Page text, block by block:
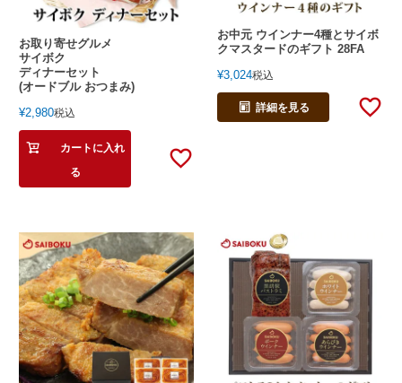
お取り寄せグルメ
サイボク
ディナーセット
(オードブル おつまみ)
¥2,980税込
カートに入れ
る
お中元 ウインナー4種とサイボ
クマスタードのギフト 28FA
¥3,024税込
詳細を見る